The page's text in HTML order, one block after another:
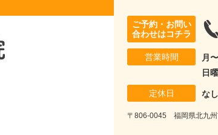
ご予約・お問い
合わせはコチラ
営業時間
月
日
定休日 なし
〒806-0045 福岡県北九州